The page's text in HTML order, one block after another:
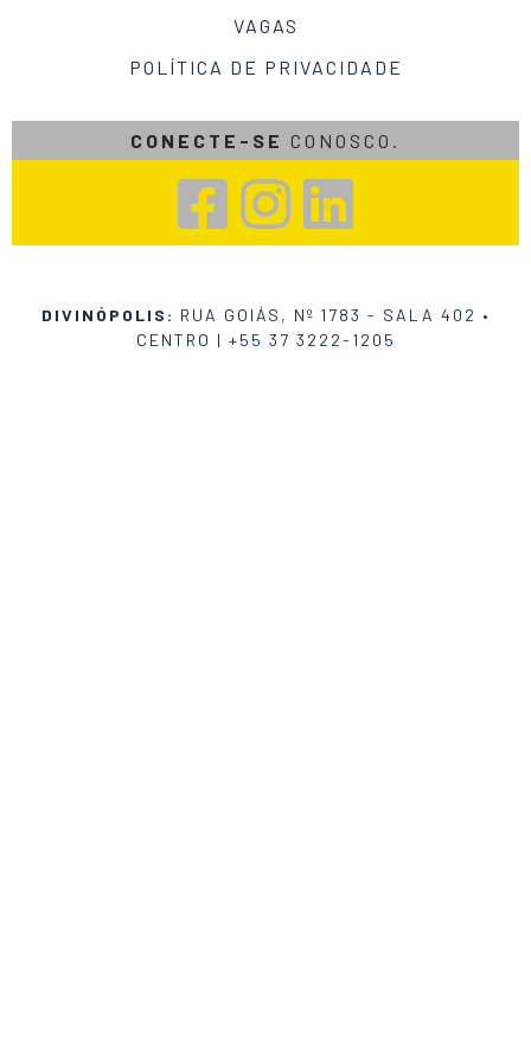
VAGAS
POLÍTICA DE PRIVACIDADE
CONECTE-SE CONOSCO.
DIVINÓPOLIS: RUA GOIÁS, Nº 1783 - SALA 402 •
CENTRO | +55 37 3222-1205